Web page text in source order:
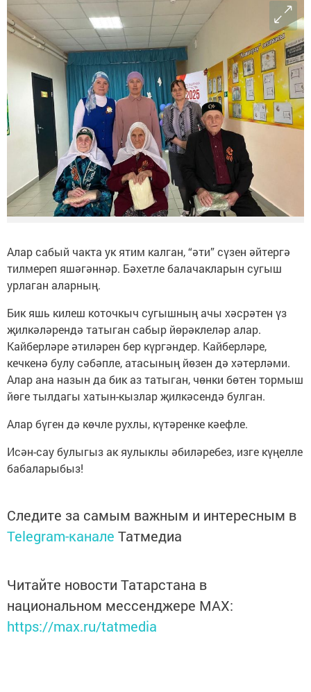
Алар сабый чакта ук ятим калган, “әти” сүзен әйтергә
тилмереп яшәгәннәр. Бәхетле балачакларын сугыш
урлаган аларның.
Бик яшь килеш коточкыч сугышның ачы хәсрәтен үз
җилкәләрендә татыган сабыр йөрәклеләр алар.
Кайберләре әтиләрен бер күргәндер. Кайберләре,
кечкенә булу сәбәпле, атасының йөзен дә хәтерләми.
Алар ана назын да бик аз татыган, чөнки бөтен тормыш
йөге тылдагы хатын-кызлар җилкәсендә булган.
Алар бүген дә көчле рухлы, күтәренке кәефле.
Исән-сау булыгыз ак яулыклы әбиләребез, изге күңелле
бабаларыбыз!
Следите за самым важным и интересным в
Telegram-канале Татмедиа
Читайте новости Татарстана в
национальном мессенджере MАХ:
https://max.ru/tatmedia